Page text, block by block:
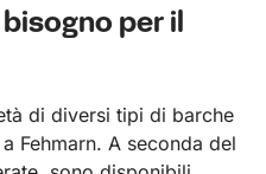
per il
di diversi tipi di barche
Fehmarn. A seconda del